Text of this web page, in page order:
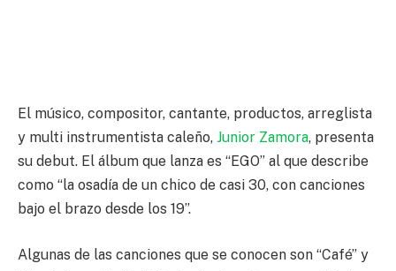
El músico, compositor, cantante, productos, arreglista
y multi instrumentista caleño, Junior Zamora, presenta
su debut. El álbum que lanza es “EGO” al que describe
como “la osadía de un chico de casi 30, con canciones
bajo el brazo desde los 19”.
Algunas de las canciones que se conocen son “Café” y